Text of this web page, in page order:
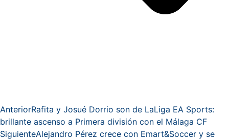
AnteriorRafita y Josué Dorrio son de LaLiga EA Sports:
brillante ascenso a Primera división con el Málaga CF
SiguienteAlejandro Pérez crece con Emart&Soccer y se